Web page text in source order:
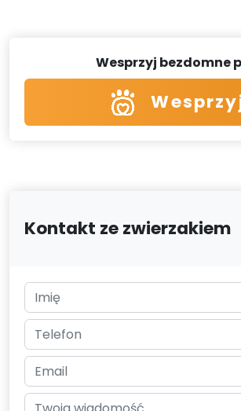
Wesprzyj bezdomne
Kontakt ze zwierzakiem